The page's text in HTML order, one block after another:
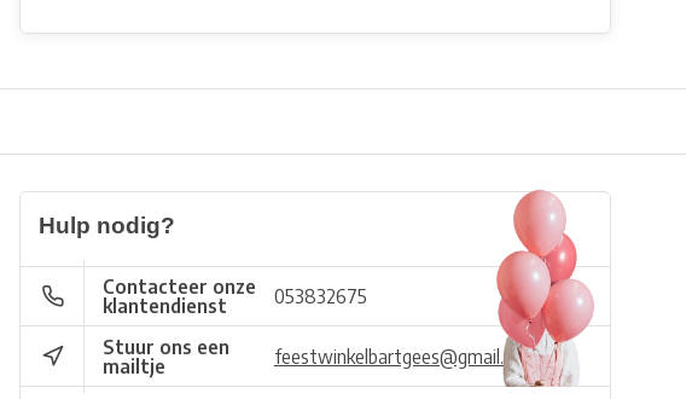
Hulp nodig?
Contacteer onze
klantendienst
053832675
Stuur ons een
mailtje
feestwinkelbartgees@gmail.com